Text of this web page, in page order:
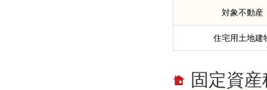
対象不動産
住宅用土地建
固定資産